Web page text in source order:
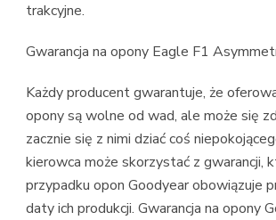
trakcyjne.
Gwarancja na opony Eagle F1
Każdy producent gwarantuje, że
opony są wolne od wad, ale może się
zacznie się z nimi dziać coś
kierowca może skorzystać z gwarancji,
przypadku opon Goodyear obowiązuje
daty ich produkcji. Gwarancja na opony